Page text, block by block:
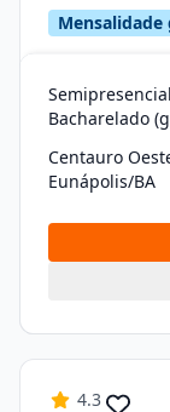
Mensalidade
Bacharelado
Centauro
Eunápolis/BA
4.3